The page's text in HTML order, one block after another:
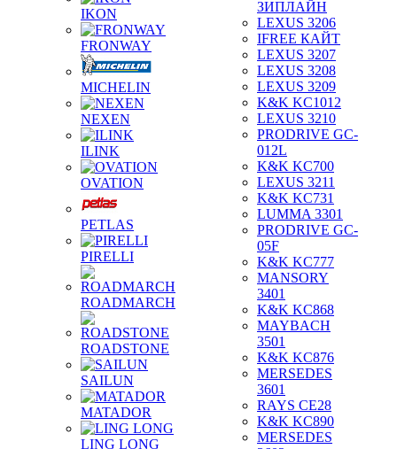
IKON
FRONWAY
MICHELIN
NEXEN
ILINK
OVATION
PETLAS
PIRELLI
ROADMARCH
ROADSTONE
SAILUN
MATADOR
LING LONG
ЗИПЛАЙН
LEXUS 3206
IFREE КАЙТ
LEXUS 3207
LEXUS 3208
LEXUS 3209
K&K KC1012
LEXUS 3210
PRODRIVE GC-
012L
K&K KC700
LEXUS 3211
K&K KC731
LUMMA 3301
PRODRIVE GC-
05F
K&K KC777
MANSORY
3401
K&K KC868
MAYBACH
3501
K&K KC876
MERSEDES
3601
RAYS CE28
K&K KC890
MERSEDES